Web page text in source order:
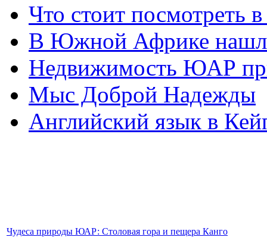
Что стоит посмотреть
В Южной Африке
Недвижимость ЮАР
Мыс Доброй Надежды
Английский язык в
Чудеса природы ЮАР: Столовая гора и пещера Канго